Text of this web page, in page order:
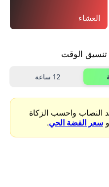
العشاء
تنسيق الوقت
12 ساعة
واحسب الزكاة
وسعر الفضة الحي.